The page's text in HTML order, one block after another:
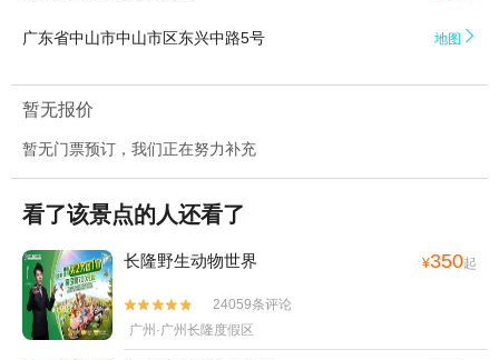
广东省中山市中山市区东兴中路5号 地图 
暂无报价
暂无门票预订，我们正在努力补充
看了该景点的人还看了
长隆野生动物世界 ¥350起


24059条评论
广州·广州长隆度假区